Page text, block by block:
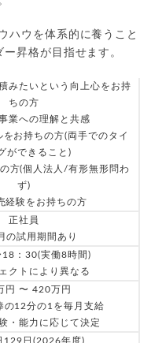
ハウを体系的に養うこと
昇格が目指せます。
みたいという向上心をお持
ちの方
業への理解と共感
お持ちの方(両手でのタイ
ができること)
方(個人法人/有形無形問わ
ず)
経験をお持ちの方
正社員
の試用期間あり
：30(実働8時間)
クトにより異なる
円 〜 420万円
の12分の1を毎月支給
・能力に応じて決定
129日(2026年度)